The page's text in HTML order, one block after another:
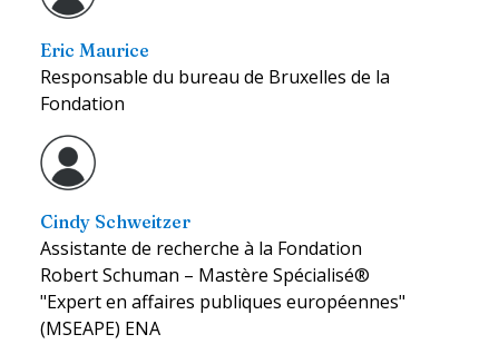
Eric Maurice
Responsable du bureau de Bruxelles de la
Fondation
Cindy Schweitzer
Assistante de recherche à la Fondation
Robert Schuman – Mastère Spécialisé®
"Expert en affaires publiques européennes"
(MSEAPE) ENA